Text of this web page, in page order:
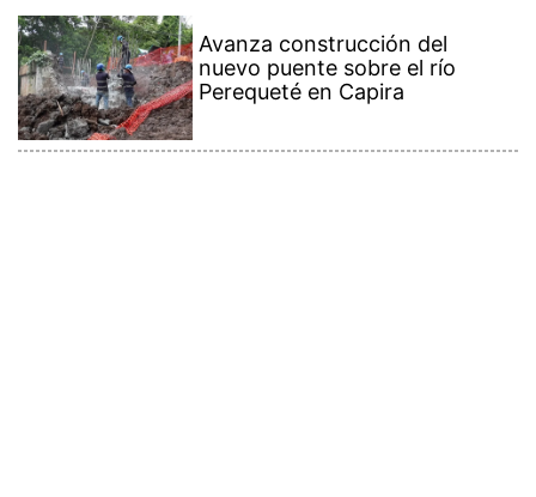
Avanza construcción del
nuevo puente sobre el río
Perequeté en Capira